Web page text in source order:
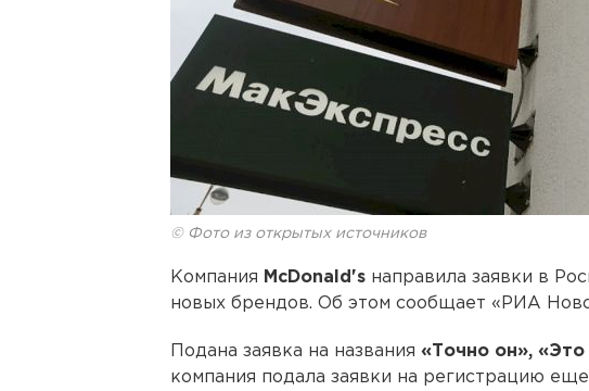
© Фото из открытых источников
Компания McDonald's направила заявки в
новых брендов. Об этом сообщает «РИА
Подана заявка на названия «Точно он»,
компания подала заявки на регистрацию